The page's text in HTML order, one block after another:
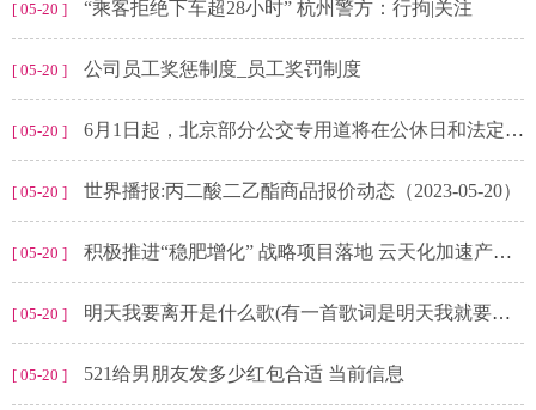
[ 05-20 ] “乘客拒绝下车超28小时” 杭州警方：行拘|关注
[ 05-20 ] 公司员工奖惩制度_员工奖罚制度
[ 05-20 ] 6月1日起，北京部分公交专用道将在公休日和法定节假日允许社会车辆使用
[ 05-20 ] 世界播报:丙二酸二乙酯商品报价动态（2023-05-20）
[ 05-20 ] 积极推进“稳肥增化” 战略项目落地 云天化加速产业转型升级|当前速读
[ 05-20 ] 明天我要离开是什么歌(有一首歌词是明天我就要离开这首歌名是什么歌名是什么)-观焦点
[ 05-20 ] 521给男朋友发多少红包合适 当前信息